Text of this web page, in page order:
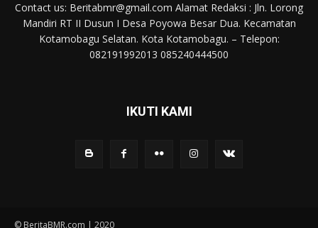
Contact us: Beritabmr@gmail.com Alamat Redaksi : Jln. Lorong
Mandiri RT II Dusun I Desa Poyowa Besar Dua. Kecamatan
Kotamobagu Selatan. Kota Kotamobagu. – Telepon:
082191992013 085240444500
IKUTI KAMI
© BeritaBMR.com | 2020